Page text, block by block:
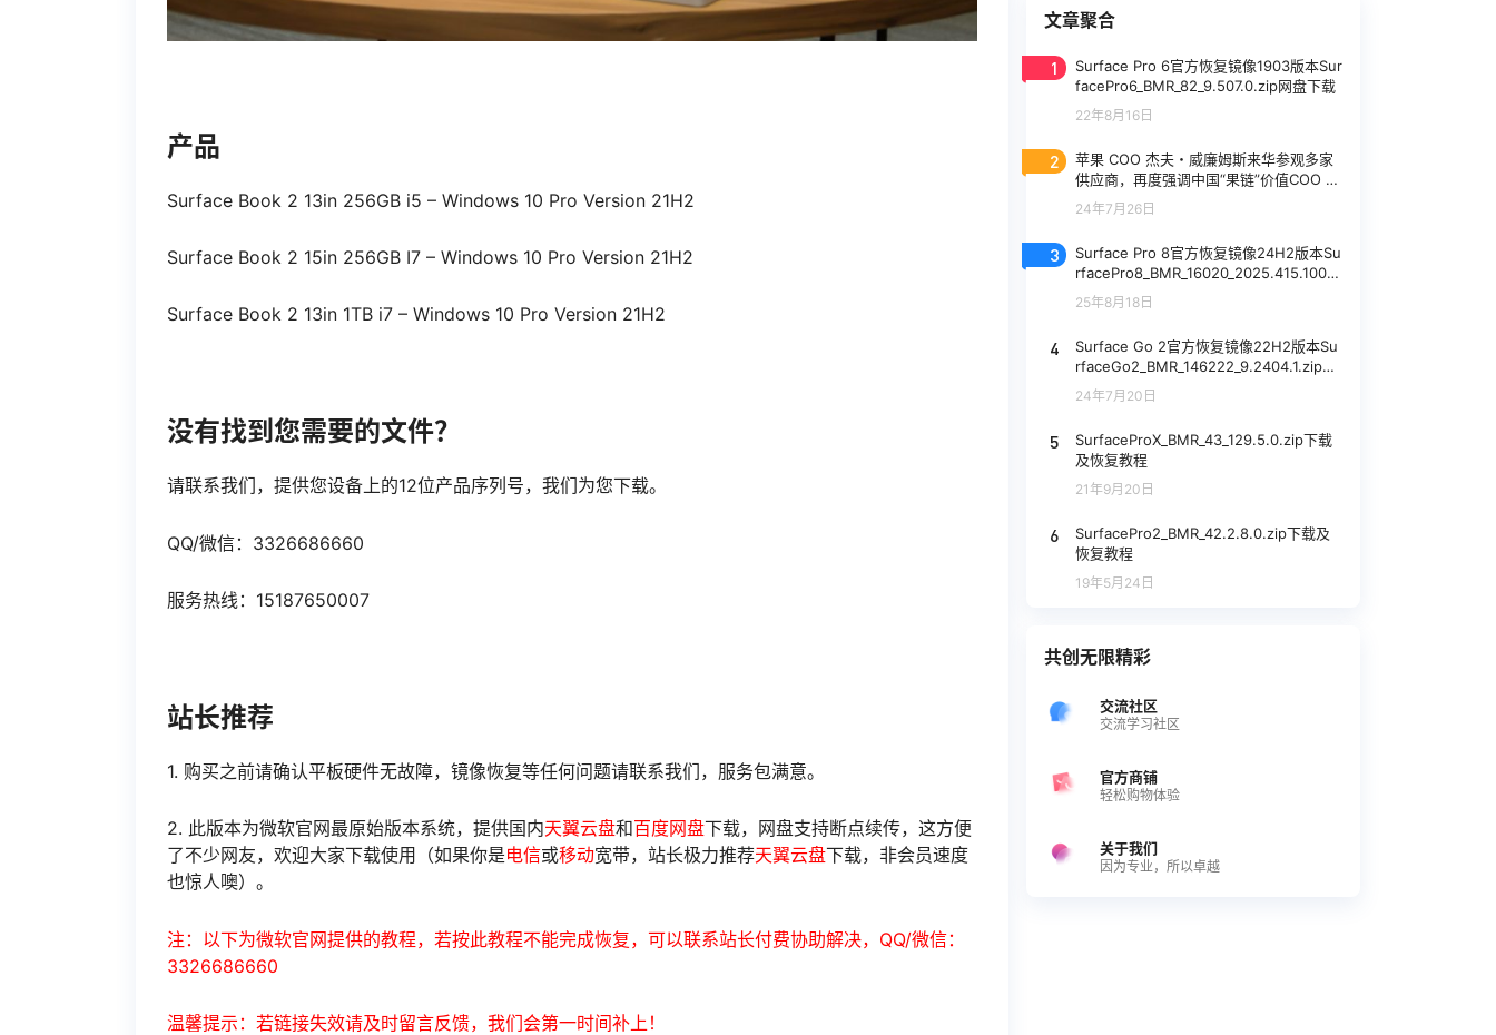
产品
Surface Book 2 13in 256GB i5 – Windows 10 Pro Version 21H2
Surface Book 2 15in 256GB I7 – Windows 10 Pro Version 21H2
Surface Book 2 13in 1TB i7 – Windows 10 Pro Version 21H2
没有找到您需要的文件？
请联系我们，提供您设备上的12位产品序列号，我们为您下载。
QQ/微信：3326686660
服务热线：15187650007
站长推荐
1. 购买之前请确认平板硬件无故障，镜像恢复等任何问题请联系我们，服务包满意。
2. 此版本为微软官网最原始版本系统，提供国内天翼云盘和百度网盘下载，网盘支持断点续传，这方便
了不少网友，欢迎大家下载使用（如果你是电信或移动宽带，站长极力推荐天翼云盘下载，非会员速度
也惊人噢）。
注：以下为微软官网提供的教程，若按此教程不能完成恢复，可以联系站长付费协助解决，QQ/微信：
3326686660
温馨提示：若链接失效请及时留言反馈，我们会第一时间补上！
文章聚合
1
Surface Pro 6官方恢复镜像1903版本Sur
facePro6_BMR_82_9.507.0.zip网盘下载
22年8月16日
2
苹果 COO 杰夫・威廉姆斯来华参观多家
供应商，再度强调中国“果链”价值COO 杰
夫・威廉姆斯来华参观多家供应商，再度
强调中国“果链”价值COO 杰夫・威廉姆斯
链”价值
24年7月26日
3
Surface Pro 8官方恢复镜像24H2版本Su
rfacePro8_BMR_16020_2025.415.1003
0535.zip网盘下载
25年8月18日
4
Surface Go 2官方恢复镜像22H2版本Su
rfaceGo2_BMR_146222_9.2404.1.zip网
盘下载
24年7月20日
5
SurfaceProX_BMR_43_129.5.0.zip下载
及恢复教程
21年9月20日
6
SurfacePro2_BMR_42.2.8.0.zip下载及
恢复教程
19年5月24日
共创无限精彩
交流社区
交流学习社区
官方商铺
轻松购物体验
关于我们
因为专业，所以卓越